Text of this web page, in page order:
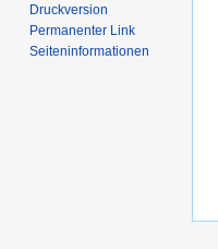
Druckversion
Permanenter Link
Seiten­­informationen